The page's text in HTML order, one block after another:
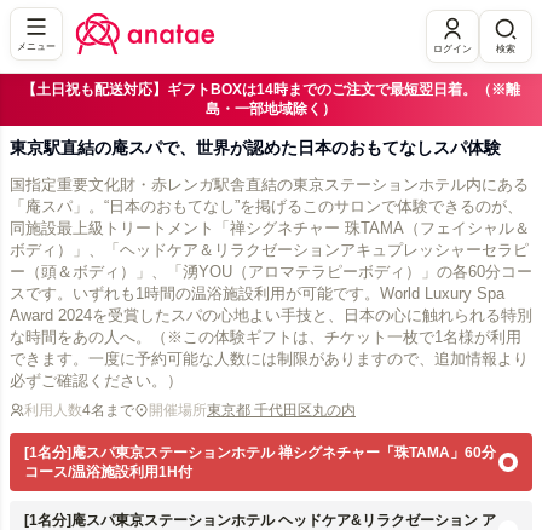
メニュー ログイン 検索
【土日祝も配送対応】ギフトBOXは14時までのご注文で最短翌日着。（※離
島・一部地域除く）
東京駅直結の庵スパで、世界が認めた日本のおもてなしスパ体験
国指定重要文化財・赤レンガ駅舎直結の東京ステーションホテル内にある
「庵スパ」。“日本のおもてなし”を掲げるこのサロンで体験できるのが、
同施設最上級トリートメント「禅シグネチャー 珠TAMA（フェイシャル＆
ボディ）」、「ヘッドケア＆リラクゼーションアキュプレッシャーセラピ
ー（頭＆ボディ）」、「湧YOU（アロマテラピーボディ）」の各60分コー
スです。いずれも1時間の温浴施設利用が可能です。World Luxury Spa
Award 2024を受賞したスパの心地よい手技と、日本の心に触れられる特別
な時間をあの人へ。（※この体験ギフトは、チケット一枚で1名様が利用
できます。一度に予約可能な人数には制限がありますので、追加情報より
必ずご確認ください。）
利用人数4名まで 開催場所東京都 千代田区丸の内
[1名分]庵スパ東京ステーションホテル 禅シグネチャー「珠TAMA」60分
コース/温浴施設利用1H付
[1名分]庵スパ東京ステーションホテル ヘッドケア&リラクゼーション ア